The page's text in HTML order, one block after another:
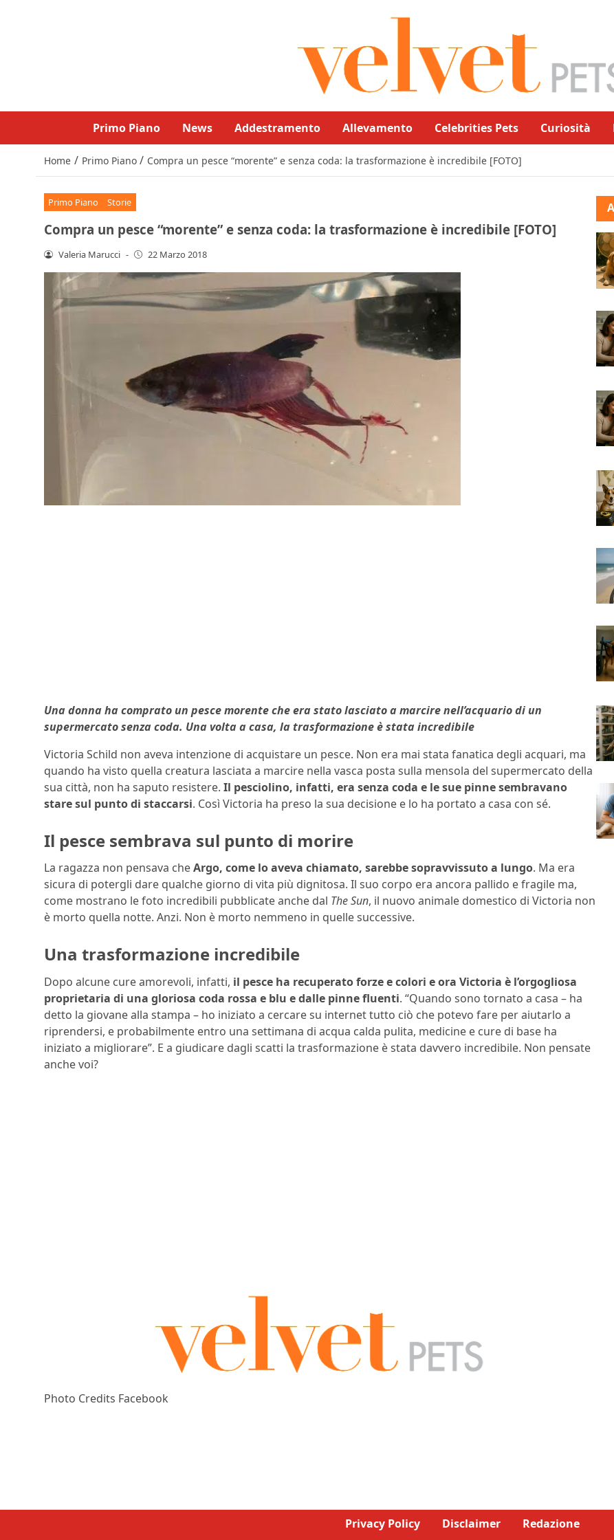
Primo Piano News Addestramento Allevamento Celebrities Pets Curiosità
Home / Primo Piano / Compra un pesce “morente” e senza coda: la trasformazione è incredibile [FOTO]
Primo Piano Storie
Compra un pesce “morente” e senza coda: la trasformazione è incredibile [FOTO]
Valeria Marucci - 22 Marzo 2018
Una donna ha comprato un pesce morente che era stato lasciato a marcire nell’acquario di un
supermercato senza coda. Una volta a casa, la trasformazione è stata incredibile
Victoria Schild non aveva intenzione di acquistare un pesce. Non era mai stata fanatica degli acquari, ma
quando ha visto quella creatura lasciata a marcire nella vasca posta sulla mensola del supermercato della
sua città, non ha saputo resistere. Il pesciolino, infatti, era senza coda e le sue pinne sembravano
stare sul punto di staccarsi. Così Victoria ha preso la sua decisione e lo ha portato a casa con sé.
Il pesce sembrava sul punto di morire
La ragazza non pensava cheArgo, come lo aveva chiamato, sarebbe sopravvissuto a lungo. Ma era
sicura di potergli dare qualche giorno di vita più dignitosa. Il suo corpo era ancora pallido e fragile ma,
come mostrano le foto incredibili pubblicate anche dal The Sun, il nuovo animale domestico di Victoria non
è morto quella notte. Anzi. Non è morto nemmeno in quelle successive.
Una trasformazione incredibile
Dopo alcune cure amorevoli, infatti, il pesce ha recuperato forze e colori e ora Victoria è l’orgogliosa
proprietaria di una gloriosa coda rossa e blu e dalle pinne fluenti. “Quando sono tornato a casa – ha
detto la giovane alla stampa – ho iniziato a cercare su internet tutto ciò che potevo fare per aiutarlo a
riprendersi, e probabilmente entro una settimana di acqua calda pulita, medicine e cure di base ha
iniziato a migliorare”. E a giudicare dagli scatti la trasformazione è stata davvero incredibile. Non pensate
anche voi?
Photo Credits Facebook
Privacy Policy Disclaimer Redazione